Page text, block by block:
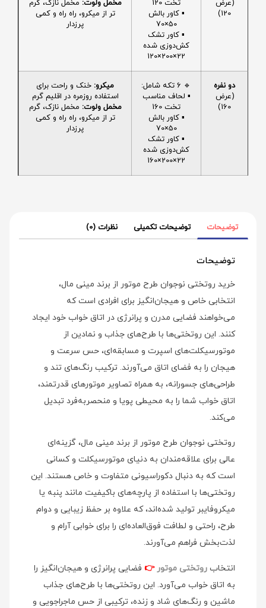
(عرض
120)
تخت 120
▪️ کاور بالش
50×70
▪️ کاور تشک
کش‌دوزی شده
22×200×120
مخمل ولوت: مخمل نازک، گرم
تر از میکرو، راه راه و کمی
پرزدار
دو نفره
(عرض
160)
🔹 6 تکه شامل:
▪️ لحاف مناسب
تخت 160
▪️ کاور بالش
50×70
▪️ کاور تشک
کش‌دوزی شده
22×200×160
میکرو: خنک و راحت برای
استفاده روزمره در اقلیم گرم
مخمل ولوت: مخمل نازک، گرم
تر از میکرو، راه راه و کمی
پرزدار
توضیحات توضیحات تکمیلی نظرات (0)
توضیحات
خرید روتختی نوجوان طرح موتور از برند مینی‌ مال،
انتخابی خاص و هیجان‌انگیز برای افرادی است که
می‌خواهند فضایی مدرن و پرانرژی در اتاق خواب خود ایجاد
کنند. این روتختی‌ها با طرح‌های جذاب و نمادین از
موتورسیکلت‌های اسپرت و مسابقه‌ای، حس سرعت و
هیجان را به فضای اتاق می‌آورند. ترکیب رنگ‌های تند و
طراحی‌های جسورانه، به همراه تصاویر موتورهای قدرتمند،
اتاق خواب شما را به محیطی پویا و منحصر‌به‌فرد تبدیل
می‌کند.
روتختی نوجوان طرح موتور از برند مینی‌ مال، گزینه‌ای
عالی برای علاقه‌مندان به دنیای موتورسیکلت و کسانی
است که به دنبال دکوراسیونی متفاوت و خاص هستند. این
روتختی‌ها با استفاده از پارچه‌های باکیفیت مانند پنبه یا
میکروفایبر تولید شده‌اند، که علاوه بر حفظ زیبایی و دوام
طرح، راحتی و لطافت فوق‌العاده‌ای را برای خوابی آرام و
لذت‌بخش فراهم می‌آورند.
انتخاب روتختی موتور 👉 فضایی پرانرژی و هیجان‌انگیز را
به اتاق خواب می‌آورد. این روتختی‌ها با طرح‌های جذاب
ماشین و رنگ‌های شاد و زنده، ترکیبی از حس ماجراجویی و